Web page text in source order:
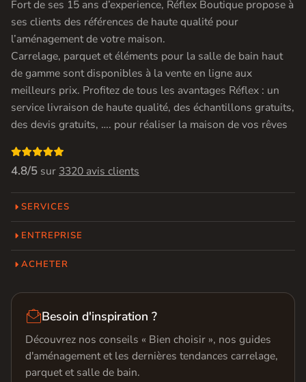
Fort de ses 15 ans d’experience, Réflex Boutique propose à
ses clients des références de haute qualité pour
l’aménagement de votre maison.
Carrelage, parquet et éléments pour la salle de bain haut
de gamme sont disponibles à la vente en ligne aux
meilleurs prix. Profitez de tous les avantages Réflex : un
service livraison de haute qualité, des échantillons gratuits,
des devis gratuits, …. pour réaliser la maison de vos rêves

4.8/5 sur 3320 avis clients
SERVICES
ENTREPRISE
ACHETER
Besoin d'inspiration ?
Découvrez nos conseils « Bien choisir », nos guides
d'aménagement et les dernières tendances carrelage,
parquet et salle de bain.